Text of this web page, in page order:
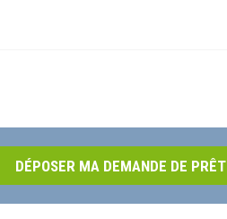
DÉPOSER MA DEMANDE DE PRÊT